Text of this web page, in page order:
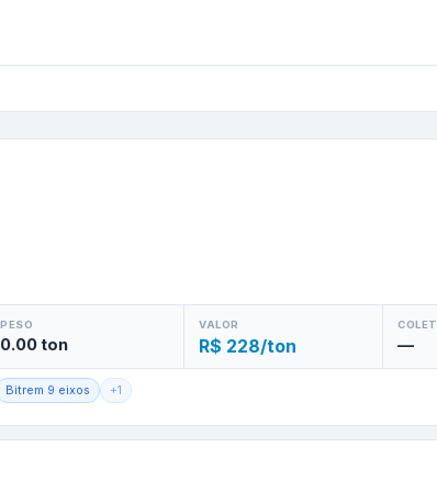
PESO
0.00ton
VALOR
R$ 228/ton —
Bitrem 9 eixos +1